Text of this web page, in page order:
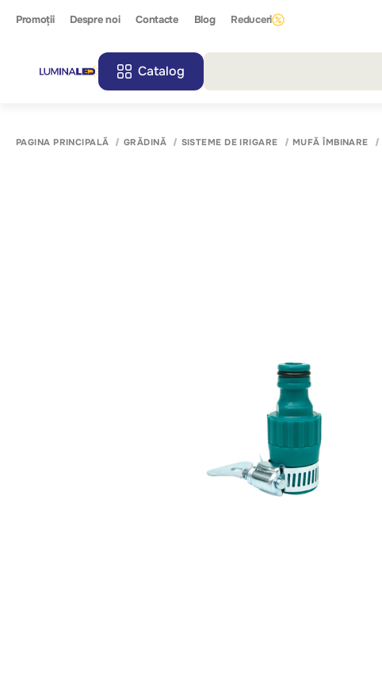
Promoții Despre noi Contacte Blog Reduceri
Catalog
PAGINA PRINCIPALĂ GRĂDINĂ SISTEME DE IRIGARE MUFĂ ÎMBINARE